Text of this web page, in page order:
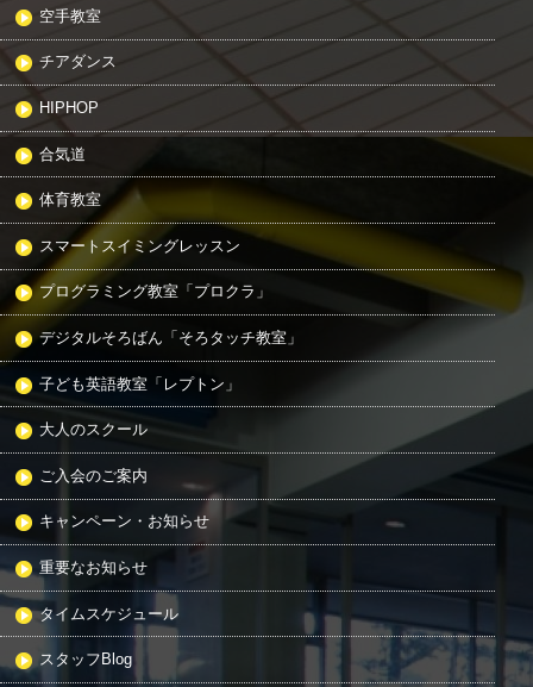
空手教室
チアダンス
HIPHOP
合気道
体育教室
スマートスイミングレッスン
プログラミング教室「プロクラ」
デジタルそろばん「そろタッチ教室」
子ども英語教室「レプトン」
大人のスクール
ご入会のご案内
キャンペーン・お知らせ
重要なお知らせ
タイムスケジュール
スタッフBlog